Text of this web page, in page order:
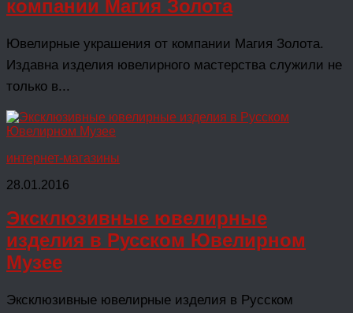
компании Магия Золота
Ювелирные украшения от компании Магия Золота.
Издавна изделия ювелирного мастерства служили не
только в...
интернет-магазины
28.01.2016
Эксклюзивные ювелирные
изделия в Русском Ювелирном
Музее
Эксклюзивные ювелирные изделия в Русском